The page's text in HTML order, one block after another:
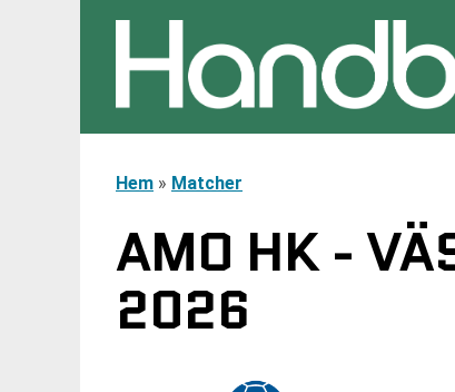
Hem » Matcher
AMO HK -
2026